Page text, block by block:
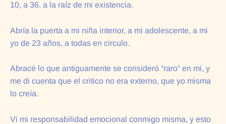
10, a 36, a la raíz de mi existencia.
Abría la puerta a mi niña interior, a mi adolescente, a mi
yo de 23 años, a todas en circulo.
Abracé lo que antiguamente se consideró “raro” en mi, y
me di cuenta que el critico no era externo, que yo misma
lo creía.
Vi mi responsabilidad emocional conmigo misma, y esto